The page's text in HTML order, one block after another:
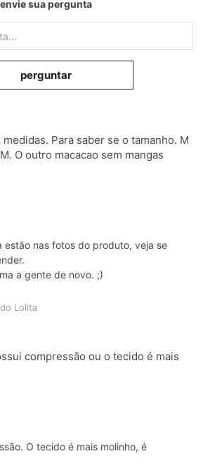
envie sua pergunta
perguntar
Para saber se o tamanho. M
O outro macacao sem mangas
estão nas fotos do produto, veja se
a gente de novo. ;)
Lolita
compressão ou o tecido é mais
O tecido é mais molinho, é